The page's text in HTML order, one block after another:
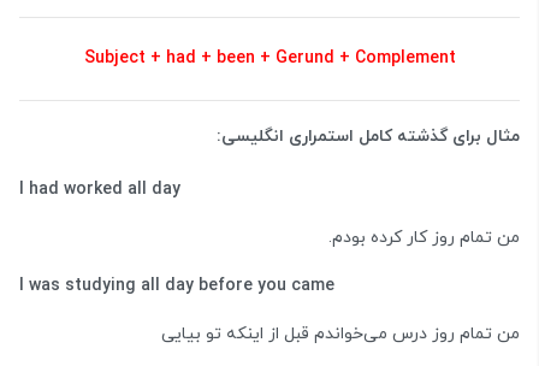
Subject + had + been + Gerund + Complement
مثال برای گذشته کامل استمراری انگلیسی:
I had worked all day
من تمام روز کار کرده بودم.
I was studying all day before you came
من تمام روز درس می‌خواندم قبل از اینکه تو بیایی